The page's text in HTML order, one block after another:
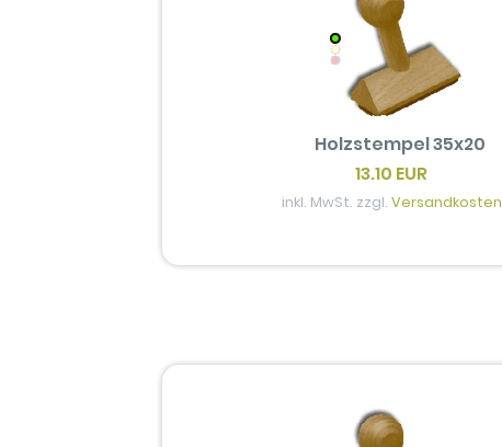
Holzstempel 35x20
13.10 EUR
inkl. MwSt. zzgl. Versandkosten